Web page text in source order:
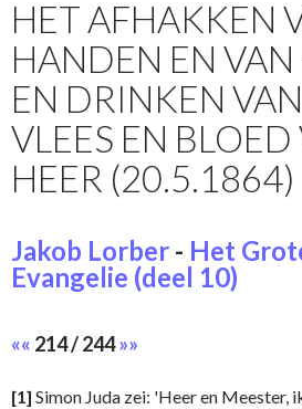
HET AFHAKKEN
HANDEN EN VAN
EN DRINKEN
VLEES EN
HEER (20.5.1864)
Jakob Lorber - Het
Evangelie (deel 10)
«« 214 / 244»»
[1] Simon Juda zei: 'Heer en Meester,